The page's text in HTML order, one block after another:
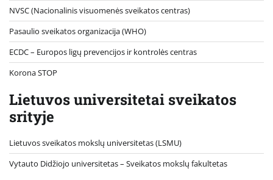
NVSC (Nacionalinis visuomenės sveikatos centras)
Pasaulio sveikatos organizacija (WHO)
ECDC – Europos ligų prevencijos ir kontrolės centras
Korona STOP
Lietuvos universitetai sveikatos
srityje
Lietuvos sveikatos mokslų universitetas (LSMU)
Vytauto Didžiojo universitetas– Sveikatos mokslų fakultetas